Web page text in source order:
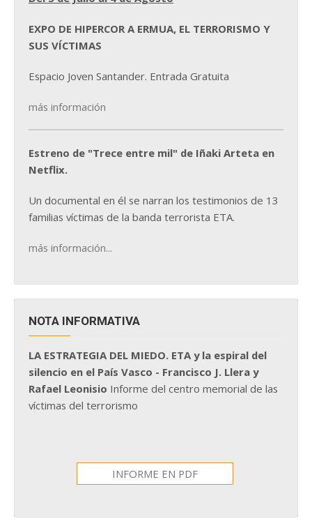
EXPO DE HIPERCOR A ERMUA, EL TERRORISMO Y
SUS VÍCTIMAS
Espacio Joven Santander. Entrada Gratuita
más información
Estreno de "Trece entre mil" de Iñaki Arteta en
Netflix.
Un documental en él se narran los testimonios de 13
familias víctimas de la banda terrorista ETA.
más información...
NOTA INFORMATIVA
LA ESTRATEGIA DEL MIEDO. ETA y la espiral del
silencio en el País Vasco - Francisco J. Llera y
Rafael Leonisio Informe del centro memorial de las
víctimas del terrorismo
INFORME EN PDF